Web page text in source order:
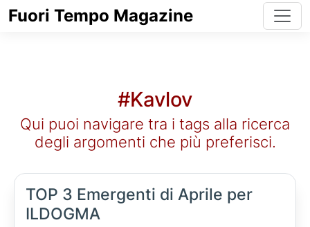
Fuori Tempo Magazine
#Kavlov
Qui puoi navigare tra i tags alla ricerca
degli argomenti che più preferisci.
TOP 3 Emergenti di Aprile per
ILDOGMA